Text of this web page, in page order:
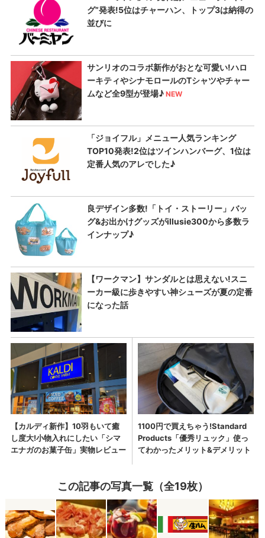
この記事の写真一覧（全19枚）